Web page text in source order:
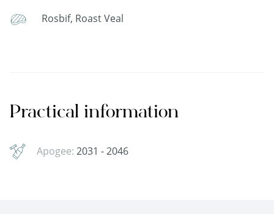
Rosbif, Roast Veal
Practical information
Apogee: 2031 - 2046